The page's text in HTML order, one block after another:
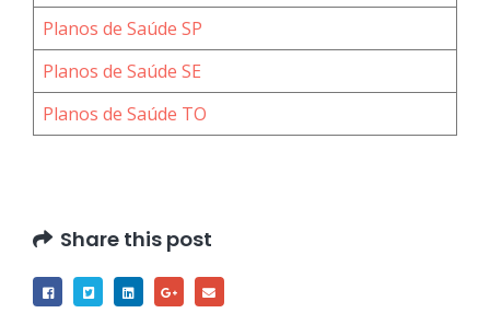
Planos de Saúde SP
Planos de Saúde SE
Planos de Saúde TO
Share this post